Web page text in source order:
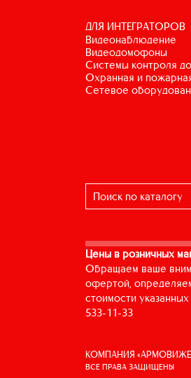
ДЛЯ ИНТЕГРАТОРОВ
видеонаблюдение
видеодомофоны
системы контроля
охранная и
сетевое
Цены в розничных
Обращаем ваше
офертой,
стоимости
533-11-33
КОМПАНИЯ
ВСЕ ПРАВА ЗАЩИЩЕНЫ